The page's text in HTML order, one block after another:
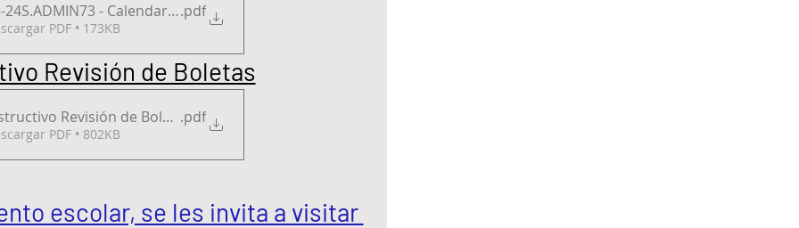
24S.ADMIN73 - Calendario Administrativo Bloque 1 Sem. Par Alumnos
.pdf
PDF • 173KB
Revisión de Boletas
Revisión de Boletas.pdf
PDF • 802KB
escolar, se les invita a visitar